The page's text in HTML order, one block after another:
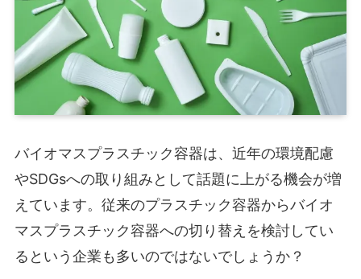
バイオマスプラスチック容器は、近年の環境配慮
やSDGsへの取り組みとして話題に上がる機会が増
えています。従来のプラスチック容器からバイオ
マスプラスチック容器への切り替えを検討してい
るという企業も多いのではないでしょうか？